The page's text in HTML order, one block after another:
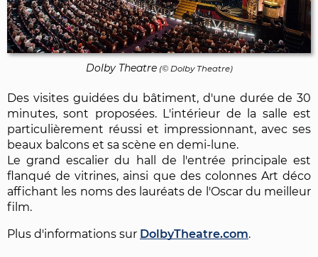
Dolby Theatre(© Dolby Theatre)
Des visites guidées du bâtiment, d'une durée de 30
minutes, sont proposées. L'intérieur de la salle est
particulièrement réussi et impressionnant, avec ses
beaux balcons et sa scène en demi-lune.
Le grand escalier du hall de l'entrée principale est
flanqué de vitrines, ainsi que des colonnes Art déco
affichant les noms des lauréats de l'Oscar du meilleur
film.
Plus d'informations sur DolbyTheatre.com.